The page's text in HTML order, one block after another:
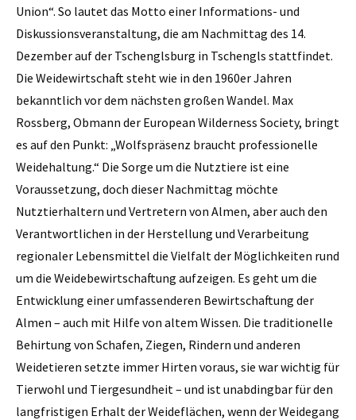
Union“. So lautet das Motto einer Informations- und
Diskussionsveranstaltung, die am Nachmittag des 14.
Dezember auf der Tschenglsburg in Tschengls stattfindet.
Die Weidewirtschaft steht wie in den 1960er Jahren
bekanntlich vor dem nächsten großen Wandel. Max
Rossberg, Obmann der European Wilderness Society, bringt
es auf den Punkt: „Wolfspräsenz braucht professionelle
Weidehaltung.“ Die Sorge um die Nutztiere ist eine
Voraussetzung, doch dieser Nachmittag möchte
Nutztierhaltern und Vertretern von Almen, aber auch den
Verantwortlichen in der Herstellung und Verarbeitung
regionaler Lebensmittel die Vielfalt der Möglichkeiten rund
um die Weidebewirtschaftung aufzeigen. Es geht um die
Entwicklung einer umfassenderen Bewirtschaftung der
Almen – auch mit Hilfe von altem Wissen. Die traditionelle
Behirtung von Schafen, Ziegen, Rindern und anderen
Weidetieren setzte immer Hirten voraus, sie war wichtig für
Tierwohl und Tiergesundheit – und ist unabdingbar für den
langfristigen Erhalt der Weideflächen, wenn der Weidegang